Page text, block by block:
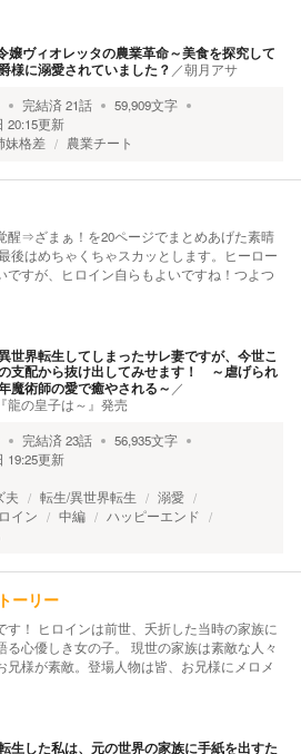
嬢ヴィオレッタの農業革命～美食を探究して
様に溺愛されていました？ ／朝月アサ
完結済21話 59,909文字
20:15更新
妹格差 農業チート
⇒ざまぁ！を20ページでまとめあげた素晴
後はめちゃくちゃスカッとします。ヒーロー
ですが、ヒロイン自らもよいですね！つよつ
世界転生してしまったサレ妻ですが、今世こ
支配から抜け出してみせます！ ～虐げられ
魔術師の愛で癒やされる～ ／
の皇子は～』発売
完結済23話 56,935文字
19:25更新
夫 転生/異世界転生
溺愛
イン
中編
ハッピーエンド
ーリー
す！ ヒロインは前世、夭折した当時の家族に
る心優しき女の子。 現世の家族は素敵な人々
兄様が素敵。登場人物は皆、お兄様にメロメ
生した私は、元の世界の家族に手紙を出すた